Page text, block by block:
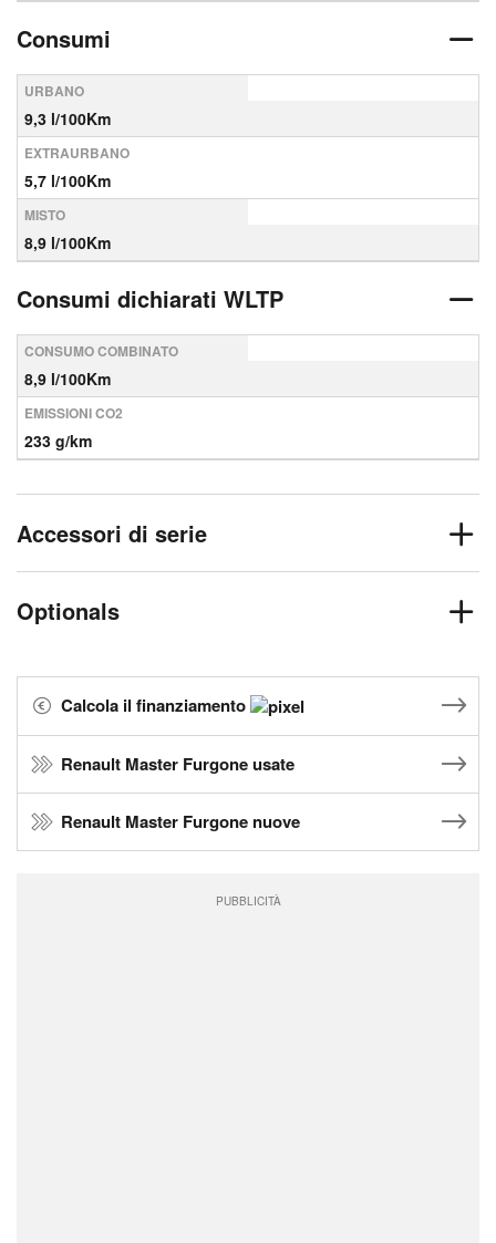
Consumi
URBANO
9,3 l/100Km
EXTRAURBANO
5,7 l/100Km
MISTO
8,9 l/100Km
Consumi dichiarati WLTP
CONSUMO COMBINATO
8,9 l/100Km
EMISSIONI CO2
233 g/km
Accessori di serie
Optionals
Calcola il finanziamento
Renault Master Furgone usate
Renault Master Furgone nuove
PUBBLICITÀ